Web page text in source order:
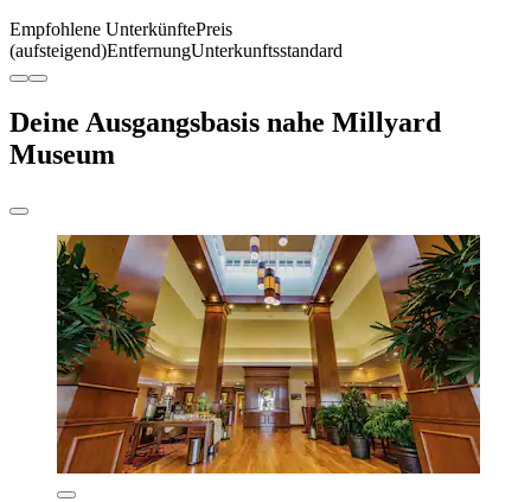
Empfohlene UnterkünftePreis
(aufsteigend)EntfernungUnterkunftsstandard
Deine Ausgangsbasis nahe Millyard
Museum